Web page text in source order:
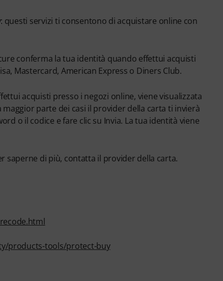
questi servizi ti consentono di acquistare online con
conferma la tua identità quando effettui acquisti
Mastercard, American Express o Diners Club.
acquisti presso i negozi online, viene visualizzata
parte dei casi il provider della carta ti invierà
o il codice e fare clic su Invia. La tua identità viene
saperne di più, contatta il provider della carta.
products-tools/protect-buy